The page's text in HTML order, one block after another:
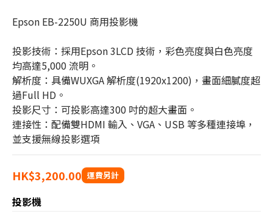
Epson EB-2250U 商用投影機
投影技術：採用Epson 3LCD 技術，彩色亮度與白色亮度
均高達5,000 流明。
解析度：具備WUXGA 解析度(1920x1200)，畫面細膩度超
過Full HD。
投影尺寸：可投影高達300 吋的超大畫面。
連接性：配備雙HDMI 輸入、VGA、USB 等多種連接埠，
並支援無線投影選項
HK$3,200.00
投影機